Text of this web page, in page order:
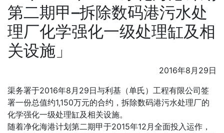
第二期甲–拆除数码港污水处
理厂化学强化一级处理缸及相
关设施」
2016年8月29日
渠务署于2016年8月29日与利基（单氏）工程有限公司签
署一份总值约1,150万元的合约，拆除数码港污水处理厂的
化学强化一级处理缸及相关设施。
随着净化海港计划第二期甲于2015年12月全面投入运作，